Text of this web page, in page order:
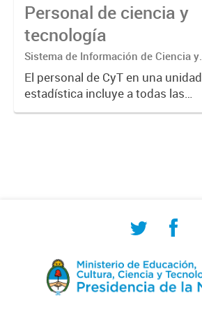
Personal de ciencia y
tecnología
Sistema de Información de Ciencia y
Tecnología Argentino (SICYTAR)
El personal de CyT en una unidad
estadística incluye a todas las
personas involucradas